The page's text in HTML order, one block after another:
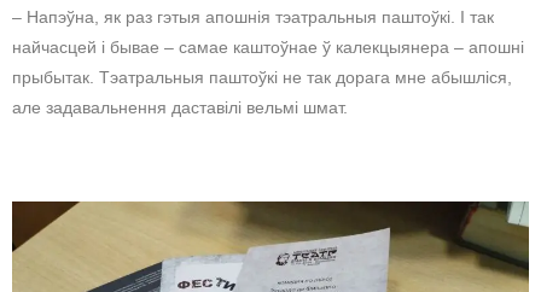
– Напэўна, як раз гэтыя апошнія тэатральныя паштоўкі. І так
найчасцей і бывае – самае каштоўнае ў калекцыянера – апошні
прыбытак. Тэатральныя паштоўкі не так дорага мне абышліся,
але задавальнення даставілі вельмі шмат.